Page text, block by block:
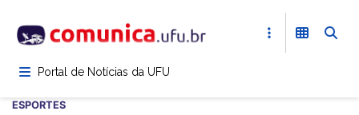
para
conteúdoPortal de Notícias da UFU
ESPORTES